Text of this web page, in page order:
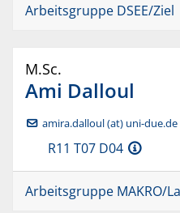
Arbeitsgruppe DSEE/Ziel
M.Sc.
Ami Dalloul
amira.dalloul (at) uni-due.de
R11 T07 D04
Arbeitsgruppe MAKRO/